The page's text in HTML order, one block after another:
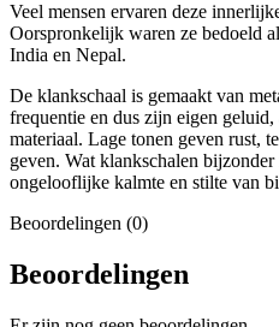
Veel mensen ervaren deze
Oorspronkelijk waren ze bedoeld
India en Nepal.
De klankschaal is gemaakt van
frequentie en dus zijn eigen
materiaal. Lage tonen geven rust,
geven. Wat klankschalen
ongelooflijke kalmte en stilte van
Beoordelingen (0)
Beoordelingen